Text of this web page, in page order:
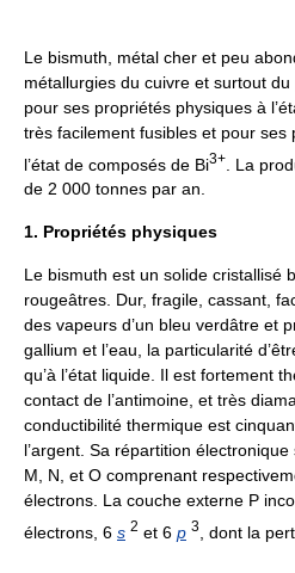
Le bismuth, métal cher et peu
métallurgies du cuivre et surtout
pour ses propriétés physiques à
très facilement fusibles et pour ses
l’état de composés de Bi3+
. La
de 2 000 tonnes par an.
1. Propriétés physiques
Le bismuth est un solide cristallisé
rougeâtres. Dur, fragile, cassant,
des vapeurs d’un bleu verdâtre et
gallium et l’eau, la particularité
qu’à l’état liquide. Il est fortement
contact de l’antimoine, et très
conductibilité thermique est
l’argent. Sa répartition
M, N, et O comprenant
électrons. La couche externe P
électrons, 6 s 2 et 6 p 3 , dont la